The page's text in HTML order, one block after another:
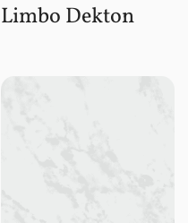
Limbo Dekton